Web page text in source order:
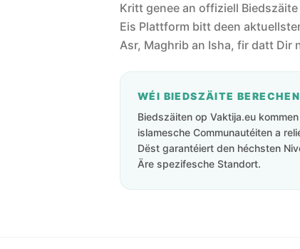
Kritt genee an offiziell
Eis Plattform bitt deen
Asr, Maghrib an Isha, fir datt Dir
WÉI BIEDSZÄITE
Biedszäiten op Vaktija.eu
islamesche Communautéiten a
Dëst garantéiert den héchsten
Äre spezifesche Standort.